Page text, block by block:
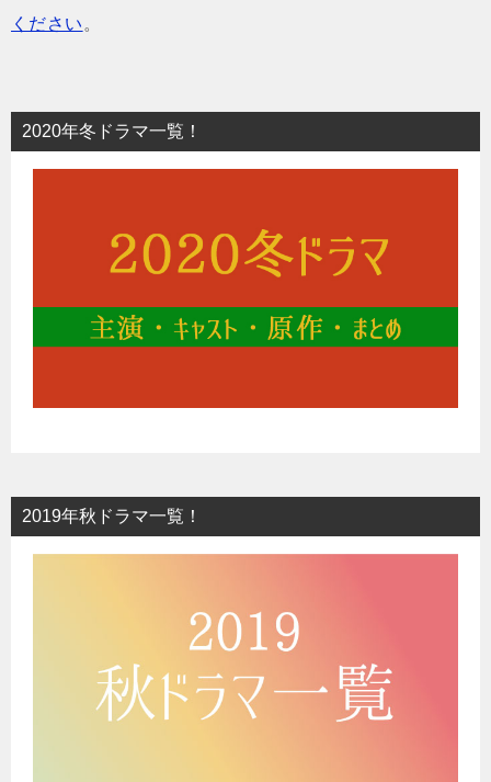
ください 。
2020年冬ドラマ一覧！
2019年秋ドラマ一覧！